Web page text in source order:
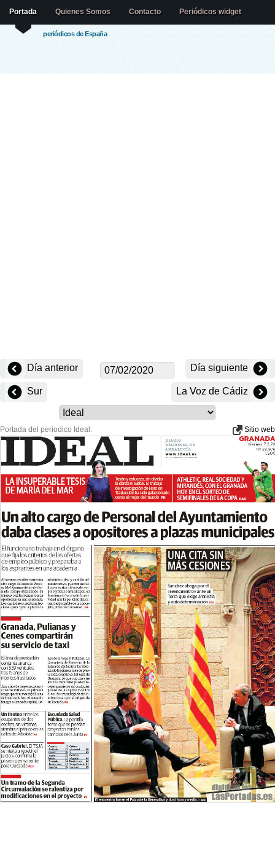
periódicos de España
Portada Quienes Somos Contacto Periódicos widget
Día anterior Día siguiente
Sur La Voz de Cádiz
Portada del periodico Ideal: Sitio web